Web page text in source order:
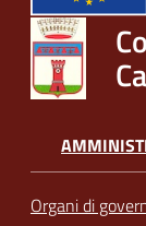
Organi di